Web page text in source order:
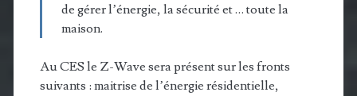
de gérer l’énergie, la sécurité et … toute la
maison.
Au CES le Z-Wave sera présent sur les fronts
suivants : maitrise de l’énergie résidentielle,